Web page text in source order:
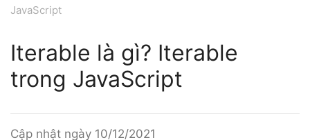
JavaScript
Iterable là gì? Iterable
trong JavaScript
Cập nhật ngày 10/12/2021